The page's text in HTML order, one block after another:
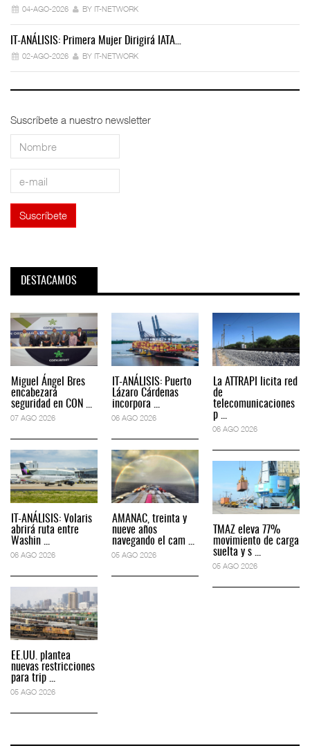
04-AGO-2026 BY IT-NETWORK
IT-ANÁLISIS: Primera Mujer Dirigirá IATA…
02-AGO-2026 BY IT-NETWORK
Suscríbete a nuestro newsletter
DESTACAMOS
Miguel Ángel Bres
encabezará
seguridad en CON ...
07 AGO 2026
IT-ANÁLISIS: Volaris
abrirá ruta entre
Washin ...
06 AGO 2026
EE.UU. plantea
nuevas restricciones
para trip ...
05 AGO 2026
IT-ANÁLISIS: Puerto
Lázaro Cárdenas
incorpora ...
06 AGO 2026
AMANAC, treinta y
nueve años
navegando el cam ...
05 AGO 2026
La ATTRAPI licita red
de
telecomunicaciones
p ...
06 AGO 2026
TMAZ eleva 77%
movimiento de carga
suelta y s ...
05 AGO 2026